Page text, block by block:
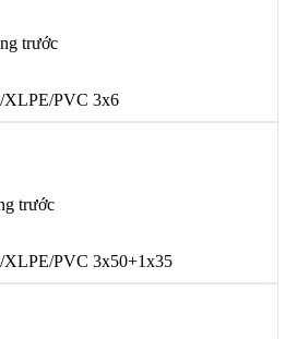
trước
XLPE/PVC 3x6
trước
PVC 3x50+1x35